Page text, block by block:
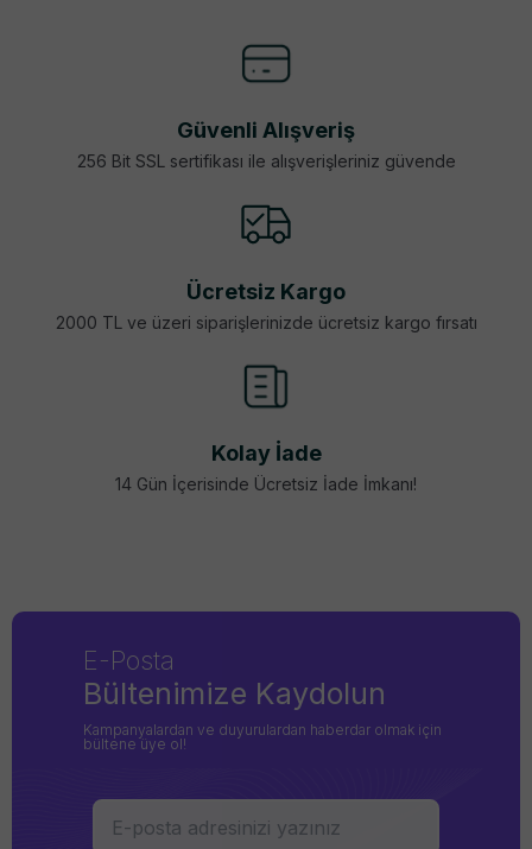
Güvenli Alışveriş
256 Bit SSL sertifikası ile alışverişleriniz güvende
Ücretsiz Kargo
2000 TL ve üzeri siparişlerinizde ücretsiz kargo fırsatı
Kolay İade
14 Gün İçerisinde Ücretsiz İade İmkanı!
E-Posta
Bültenimize Kaydolun
Kampanyalardan ve duyurulardan haberdar olmak için
bültene üye ol!